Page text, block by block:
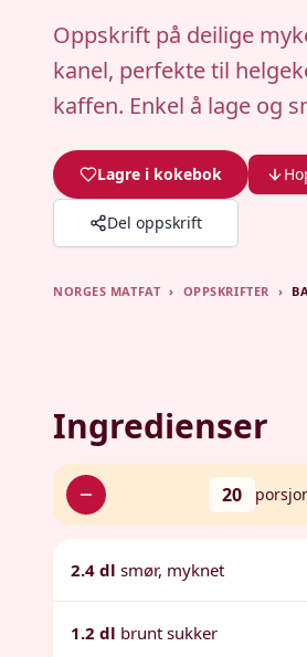
Oppskrift på deilige
kanel, perfekte til
kaffen. Enkel å lage og
Lagre i kokebok
Del oppskrift
NORGES MATFAT › OPPSKRIFTER ›
Ingredienser
20
2.4 dl smør, myknet
1.2 dl brunt sukker